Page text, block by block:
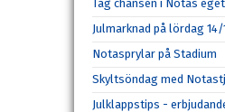
Tag chansen i Notas
Julmarknad på lördag 14/
Notasprylar på Stadium
Skyltsöndag med
Julklappstips -